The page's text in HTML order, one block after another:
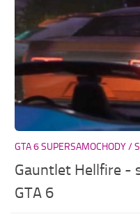
GTA 6 SUPERSAMOCHODY /
Gauntlet Hellfire -
GTA 6